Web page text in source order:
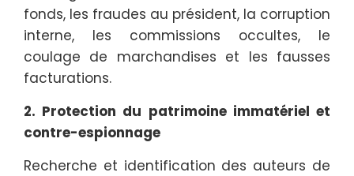
fonds, les fraudes au président, la corruption
interne, les commissions occultes, le
coulage de marchandises et les fausses
facturations.
2. Protection du patrimoine immatériel et
contre-espionnage
Recherche et identification des auteurs de